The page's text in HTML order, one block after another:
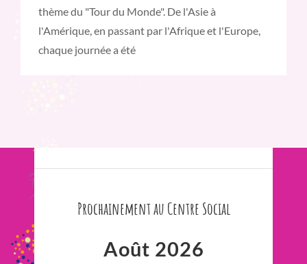
thème du "Tour du Monde". De l'Asie à
l'Amérique, en passant par l'Afrique et l'Europe,
chaque journée a été
Prochainement au Centre Social
Août 2026